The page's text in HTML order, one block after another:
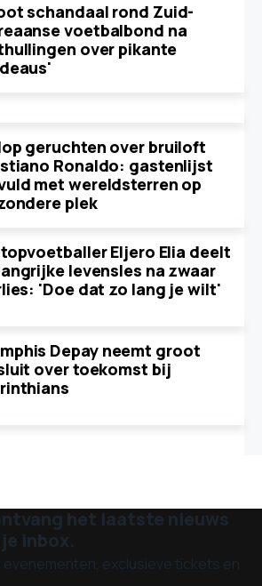
schandaal rond Zuid-
voetbalbond na
over pikante
geruchten over bruiloft
Ronaldo: gastenlijst
met wereldsterren op
plek
Eljero Elia deelt
levensles na zwaar
'Doe dat zo lang je wilt'
Depay neemt groot
over toekomst bij
het laatste nieuws
inbox.
exclusieve tickets en